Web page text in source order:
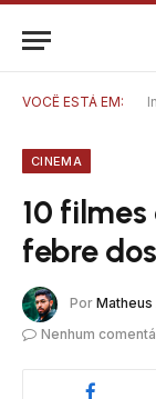
VOCÊ ESTÁ EM:
CINEMA
10
febre
Por Matheus
Nenhum